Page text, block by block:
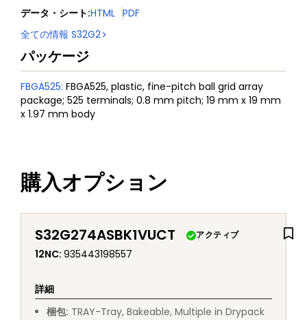
データ・シート:HTML PDF
全ての情報 S32G2
パッケージ
FBGA525: FBGA525, plastic, fine-pitch ball grid array
package; 525 terminals; 0.8 mm pitch; 19 mm x 19 mm
x 1.97 mm body
購入オプション
S32G274ASBK1VUCT アクティブ
12NC: 935443198557
詳細
梱包: TRAY-Tray, Bakeable, Multiple in Drypack